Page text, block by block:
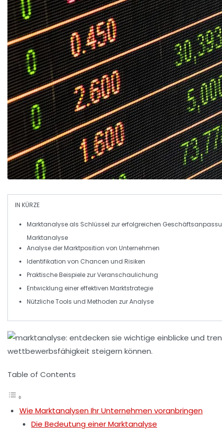
IN KÜRZE
Marktanalyse als Schlüssel zur erfolgreichen
Marktanalyse
Analyse derMarktposition von Unternehmen
Identifikation von Chancen und Risiken
Praktische Beispiele zur Veranschaulichung
Entwicklung einer effektiven Marktstrategie
NützlicheTools und Methoden zur Analyse
Table of Contents
Wie Marktanalysen Ihr Unternehmen voranbringen
Die Bedeutung einer Marktanalyse